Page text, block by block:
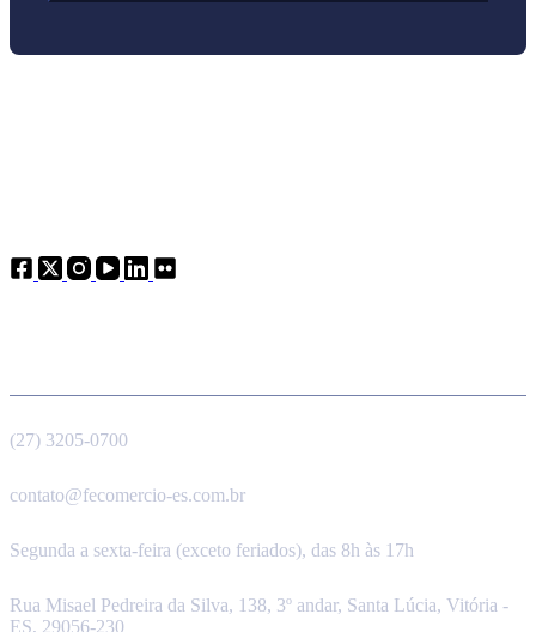
(27) 3205-0700
contato@fecomercio-es.com.br
Segunda a sexta-feira (exceto feriados), das 8h às 17h
Rua Misael Pedreira da Silva, 138, 3º andar, Santa Lúcia, Vitória -
ES, 29056-230